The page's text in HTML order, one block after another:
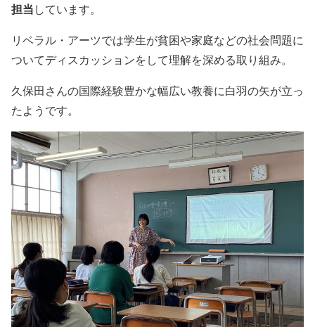
担当しています。
リベラル・アーツでは学生が貧困や家庭などの社会問題に
ついてディスカッションをして理解を深める取り組み。
久保田さんの国際経験豊かな幅広い教養に白羽の矢が立っ
たようです。